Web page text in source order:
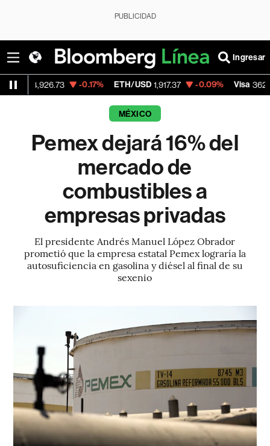
PUBLICIDAD
Ingresar
-0.17% ETH/USD 1,917.37 -0.09% Visa 362.50 -
MÉXICO
Pemex dejará 16% del
mercado de
combustibles a
empresas privadas
El presidente Andrés Manuel López Obrador
prometió que la empresa estatal Pemex lograría la
autosuficiencia en gasolina y diésel al final de su
sexenio